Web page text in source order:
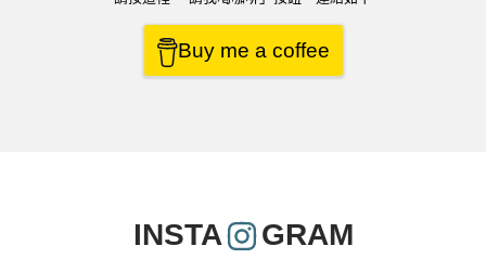
Buy me a coffee
INSTA GRAM